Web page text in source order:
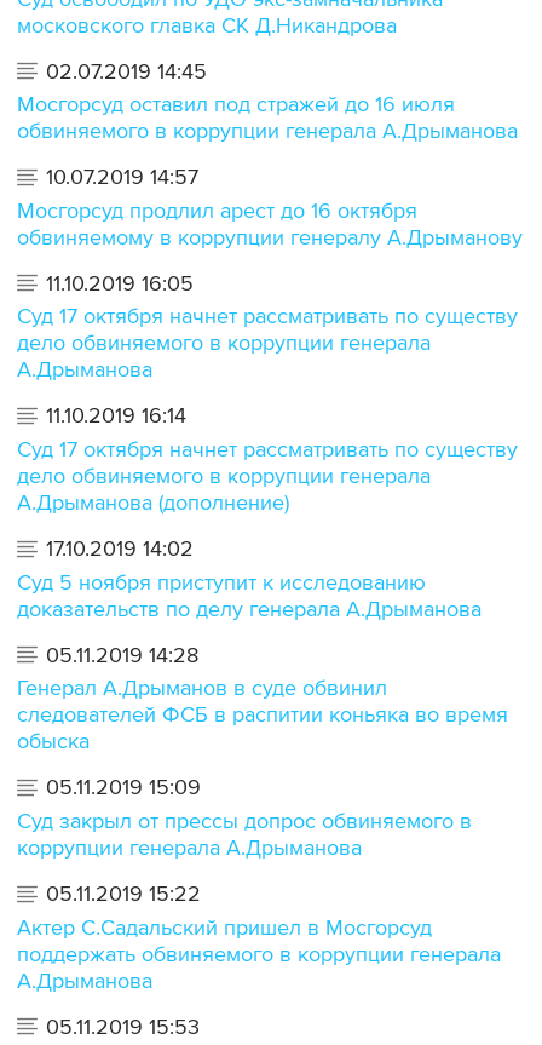
московского главка СК Д.Никандрова
02.07.2019 14:45
Мосгорсуд оставил под стражей до 16 июля
обвиняемого в коррупции генерала А.Дрыманова
10.07.2019 14:57
Мосгорсуд продлил арест до 16 октября
обвиняемому в коррупции генералу А.Дрыманову
11.10.2019 16:05
Суд 17 октября начнет рассматривать по существу
дело обвиняемого в коррупции генерала
А.Дрыманова
11.10.2019 16:14
Суд 17 октября начнет рассматривать по существу
дело обвиняемого в коррупции генерала
А.Дрыманова (дополнение)
17.10.2019 14:02
Суд 5 ноября приступит к исследованию
доказательств по делу генерала А.Дрыманова
05.11.2019 14:28
Генерал А.Дрыманов в суде обвинил
следователей ФСБ в распитии коньяка во время
обыска
05.11.2019 15:09
Суд закрыл от прессы допрос обвиняемого в
коррупции генерала А.Дрыманова
05.11.2019 15:22
Актер С.Садальский пришел в Мосгорсуд
поддержать обвиняемого в коррупции генерала
А.Дрыманова
05.11.2019 15:53